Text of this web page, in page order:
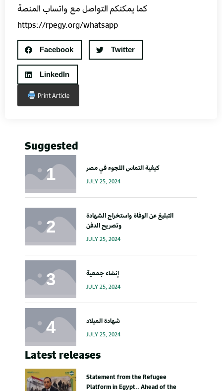
كما يمكنكم التواصل مع واتساب المنصة
https://rpegy.org/whatsapp
Facebook Twitter
LinkedIn
Print Article
Suggested
كيفية التماس اللجوء في مصر
JULY 25, 2024
التبليغ عن الوفاة واستخراج الشهادة
وتصريح الدفن
JULY 25, 2024
إنشاء جمعية
JULY 25, 2024
شهادة الميلاد
JULY 25, 2024
Latest releases
Statement from the Refugee
Platform in Egypt.. Ahead of the